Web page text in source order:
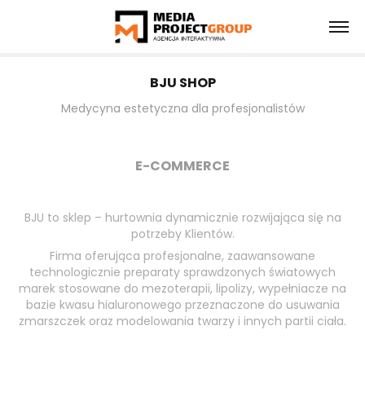
BJU SHOP
Medycyna estetyczna dla profesjonalistów
E-COMMERCE
BJU to sklep – hurtownia dynamicznie rozwijająca się na
potrzeby Klientów.
Firma oferująca profesjonalne, zaawansowane
technologicznie preparaty sprawdzonych światowych
marek stosowane do mezoterapii, lipolizy, wypełniacze na
bazie kwasu hialuronowego przeznaczone do usuwania
zmarszczek oraz modelowania twarzy i innych partii ciała.